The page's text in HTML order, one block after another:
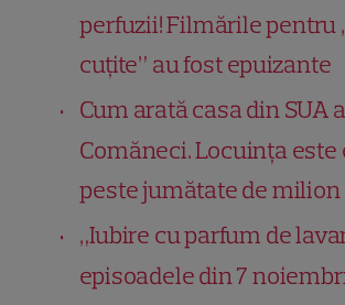
perfuzii! Filmările pentru
cuțite” au fost epuizante
Cum arată casa din SUA
Comăneci. Locuința este
peste jumătate de milion
„Iubire cu parfum de
episoadele din 7